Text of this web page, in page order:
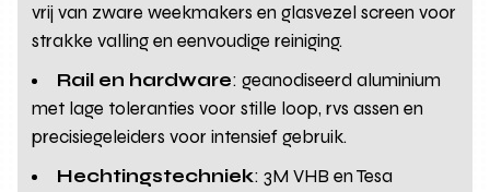
vrij van zware weekmakers en glasvezel screen voor
strakke valling en eenvoudige reiniging.
Rail en hardware: geanodiseerd aluminium
met lage toleranties voor stille loop, rvs assen en
precisiegeleiders voor intensief gebruik.
Hechtingstechniek: 3M VHB en Tesa